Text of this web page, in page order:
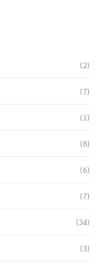
(2)
(7)
(1)
(8)
(6)
(7)
(34)
(3)